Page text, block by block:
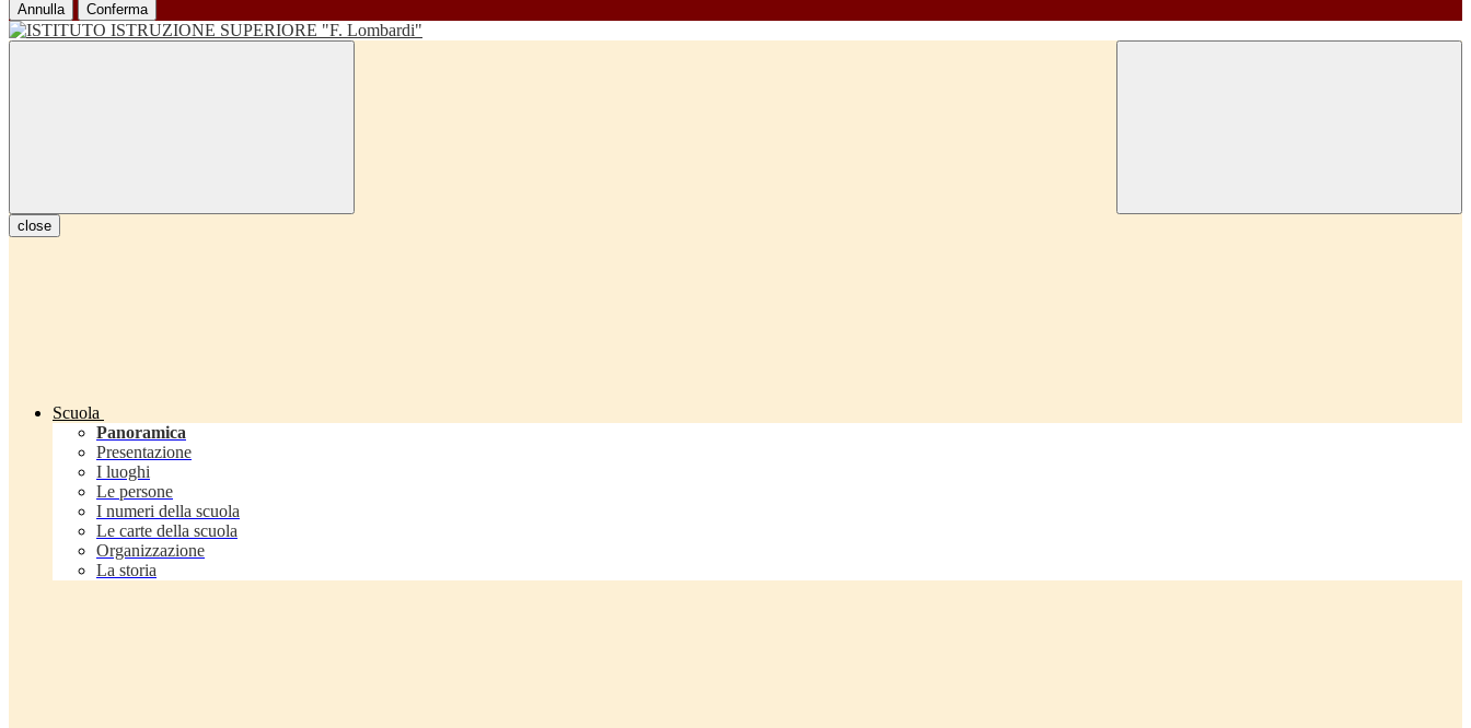
Annulla Conferma
close
Scuola
Panoramica
Presentazione
I luoghi
Le persone
I numeri della scuola
Le carte della scuola
Organizzazione
La storia